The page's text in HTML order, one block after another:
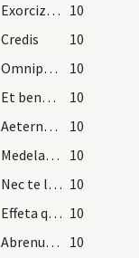
Exorcizo te creatura aquae ... omnium peccatorum. 10
Credis
10
Omnipotens et misericors ... tribuas sanitatem.
10
Et benedictio Dei ... descendat super vos et maneat semper.
10
Aeternam ac iustissimam
10
Medelam tuam deprecor ... gratiam baptismi tui.
10
Nec te latet Satanas 10
Effeta quod est 10
Abrenuntias Satanae? 10